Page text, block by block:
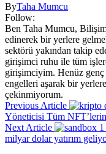
ByTaha Mumcu
Follow:
Ben Taha Mumcu,
edinerek bir yerlere
sektörü yakından takip
girişimci ruhu ile tüm
girişimciyim. Henüz
engelleri aşarak bir
çekinmiyorum.
Previous Article
Yöneticisi Tüm
Next Article
milyar dolar yatırım